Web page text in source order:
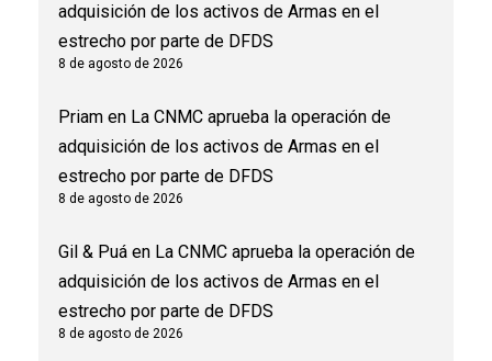
adquisición de los activos de Armas en el
estrecho por parte de DFDS
8 de agosto de 2026
Priam en La CNMC aprueba la operación de
adquisición de los activos de Armas en el
estrecho por parte de DFDS
8 de agosto de 2026
Gil & Puá en La CNMC aprueba la operación de
adquisición de los activos de Armas en el
estrecho por parte de DFDS
8 de agosto de 2026